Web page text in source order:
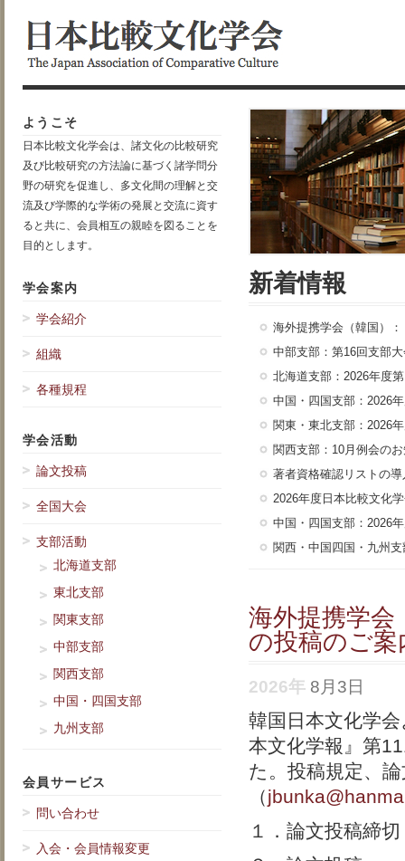
新着情報
海外提携学会（韓国）
中部支部：第16回支部
北海道支部：2026年度
中国・四国支部：2026
関東・東北支部：2026
関西支部：10月例会の
著者資格確認リストの
2026年度日本比較文化
中国・四国支部：2026
関西・中国四国・九州
海外提携学会
の投稿のご案
2026年 8月3日
韓国日本文化学
本文化学報』第
た。投稿規定、
（
１．論文投稿締
ようこそ
日本比較文化学会は、諸文化の比較研究
及び比較研究の方法論に基づく諸学問分
野の研究を促進し、多文化間の理解と交
流及び学際的な学術の発展と交流に資す
ると共に、会員相互の親睦を図ることを
目的とします。
学会案内
学会紹介
組織
各種規程
学会活動
論文投稿
全国大会
支部活動
北海道支部
東北支部
関東支部
中部支部
関西支部
中国・四国支部
九州支部
会員サービス
問い合わせ
入会・会員情報変更